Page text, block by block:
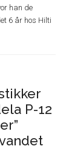
han de
6 år hos Hilti
P-12